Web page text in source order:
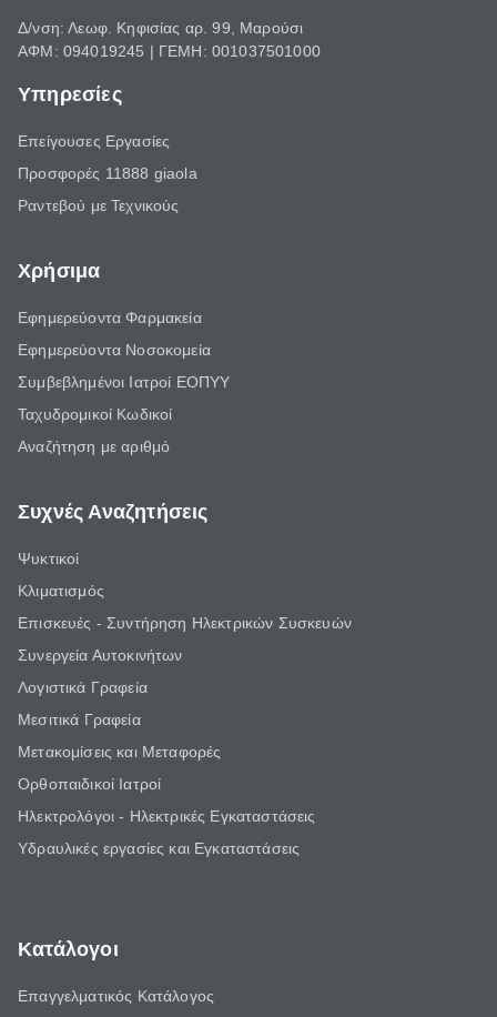
Δ/νση: Λεωφ. Κηφισίας αρ. 99, Μαρούσι
ΑΦΜ: 094019245 | ΓΕΜΗ: 001037501000
Υπηρεσίες
Επείγουσες Εργασίες
Προσφορές 11888 giaola
Ραντεβού με Τεχνικούς
Χρήσιμα
Εφημερεύοντα Φαρμακεία
Εφημερεύοντα Νοσοκομεία
Συμβεβλημένοι Ιατροί ΕΟΠΥΥ
Ταχυδρομικοί Κωδικοί
Αναζήτηση με αριθμό
Συχνές Αναζητήσεις
Ψυκτικοί
Κλιματισμός
Επισκευές - Συντήρηση Ηλεκτρικών Συσκευών
Συνεργεία Αυτοκινήτων
Λογιστικά Γραφεία
Μεσιτικά Γραφεία
Μετακομίσεις και Μεταφορές
Ορθοπαιδικοί Ιατροί
Ηλεκτρολόγοι - Ηλεκτρικές Εγκαταστάσεις
Υδραυλικές εργασίες και Εγκαταστάσεις
Κατάλογοι
Επαγγελματικός Κατάλογος